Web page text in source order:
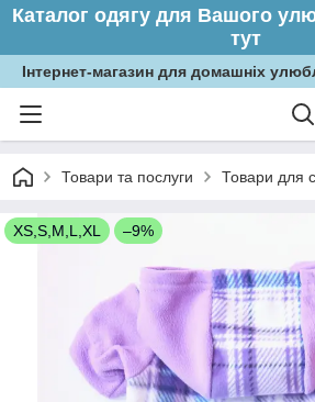
Каталог одягу для Вашого
тут
Інтернет-магазин для домашніх
Товари та послуги Товари для
XS,S,M,L,XL –9%